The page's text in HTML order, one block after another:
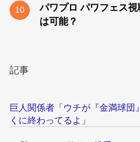
10
パワプロ パワフェス
は可能？
記事
巨人関係者「ウチが『金満球団
くに終わってるよ」